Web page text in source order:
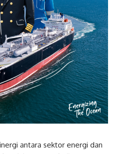
antara sektor energi dan